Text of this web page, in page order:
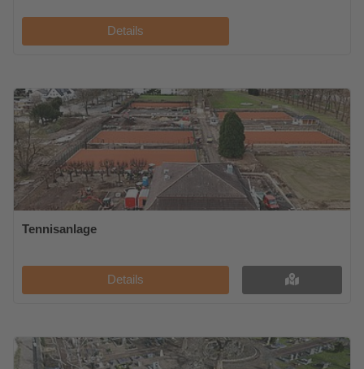
Details
Tennisanlage
Details